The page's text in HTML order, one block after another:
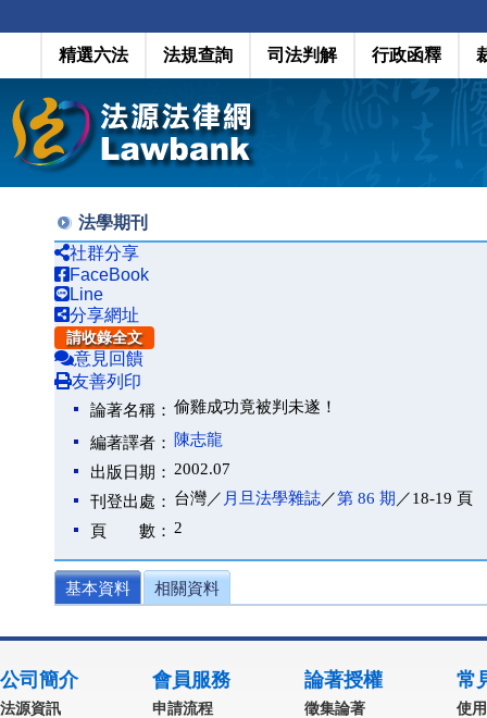
精選六法 法規查詢 司法判解 行政函釋
法學期刊
社群分享
FaceBook
Line
分享網址
請收錄全文
意見回饋
友善列印
論著名稱： 偷雞成功竟被判未遂！
編著譯者：
陳志龍
出版日期： 2002.07
刊登出處： 台灣／ 月旦法學雜誌／第 86 期 ／18-19 頁
頁 數： 2
基本資料 相關資料
公司簡介
法源資訊
會員服務
申請流程
論著授權
徵集論著
常
使